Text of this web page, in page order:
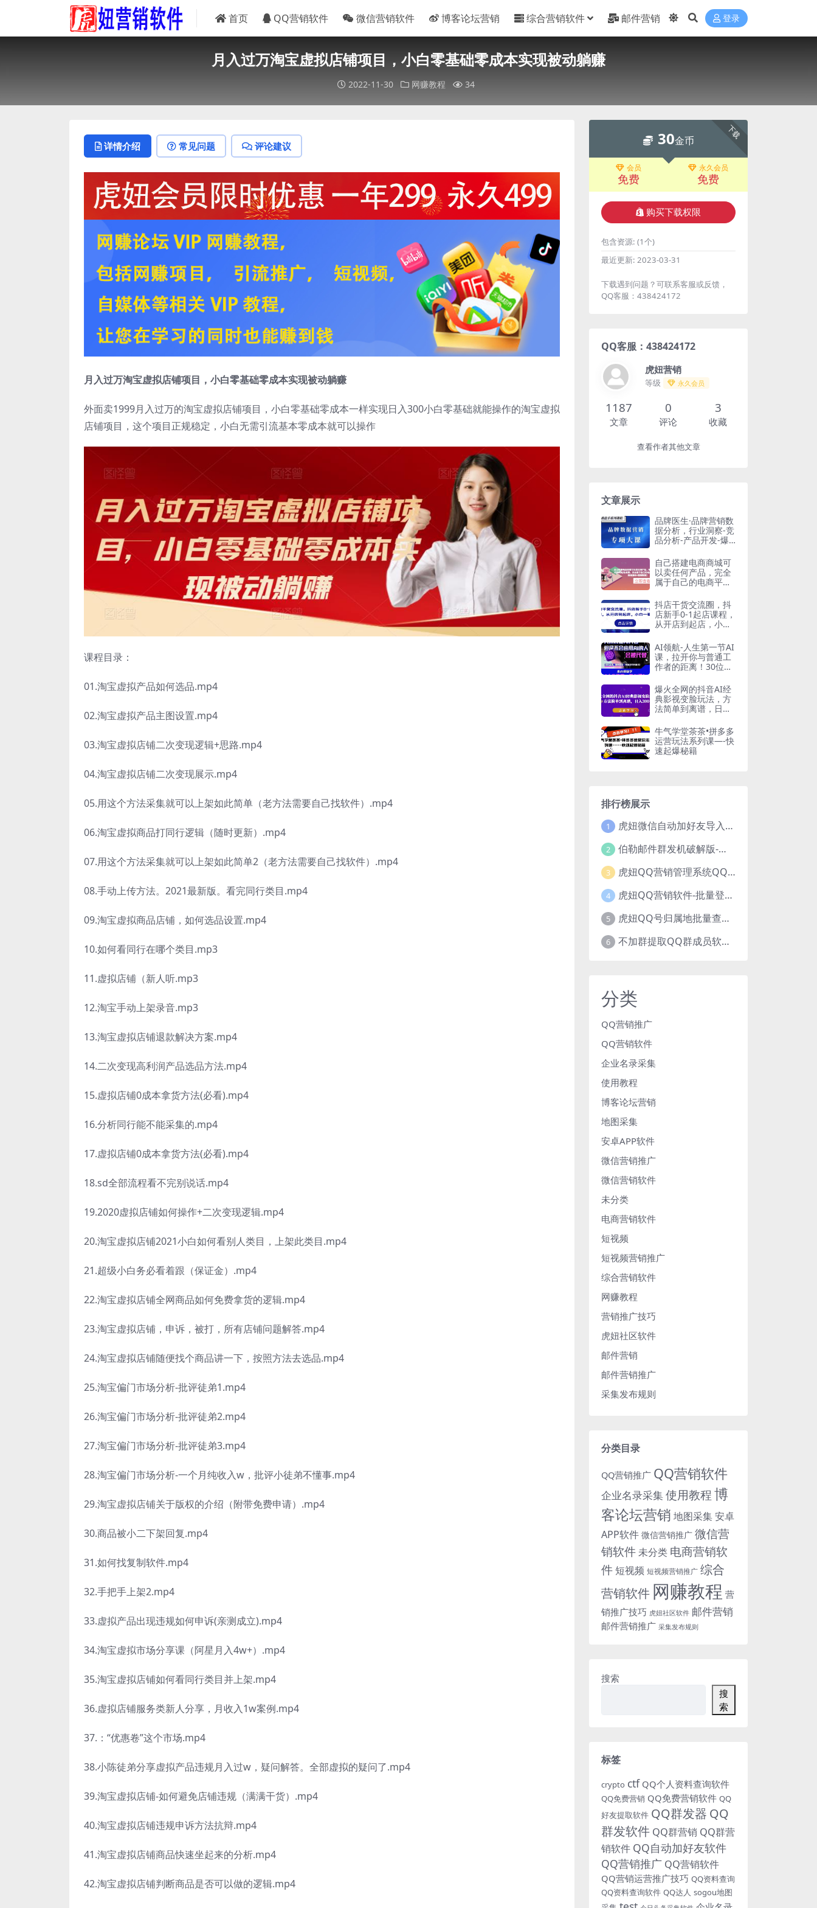
首页 QQ营销软件 微信营销软件 博客论坛营销 综合营销软件 邮件营销 登录
月入过万淘宝虚拟店铺项目，小白零基础零成本实现被动躺赚
2022-11-30 网赚教程 34
详情介绍 常见问题 评论建议
月入过万淘宝虚拟店铺项目，小白零基础零成本实现被动躺赚
外面卖1999月入过万的淘宝虚拟店铺项目，小白零基础零成本一样实现日入300小白零基础就能操作的淘宝虚拟
店铺项目，这个项目正规稳定，小白无需引流基本零成本就可以操作
课程目录：
01.淘宝虚拟产品如何选品.mp4
02.淘宝虚拟产品主图设置.mp4
03.淘宝虚拟店铺二次变现逻辑+思路.mp4
04.淘宝虚拟店铺二次变现展示.mp4
05.用这个方法采集就可以上架如此简单（老方法需要自己找软件）.mp4
06.淘宝虚拟商品打同行逻辑（随时更新）.mp4
07.用这个方法采集就可以上架如此简单2（老方法需要自己找软件）.mp4
08.手动上传方法。2021最新版。看完同行类目.mp4
09.淘宝虚拟商品店铺，如何选品设置.mp4
10.如何看同行在哪个类目.mp3
11.虚拟店铺（新人听.mp3
12.淘宝手动上架录音.mp3
13.淘宝虚拟店铺退款解决方案.mp4
14.二次变现高利润产品选品方法.mp4
15.虚拟店铺0成本拿货方法(必看).mp4
16.分析同行能不能采集的.mp4
17.虚拟店铺0成本拿货方法(必看).mp4
18.sd全部流程看不完别说话.mp4
19.2020虚拟店铺如何操作+二次变现逻辑.mp4
20.淘宝虚拟店铺2021小白如何看别人类目，上架此类目.mp4
21.超级小白务必看着跟（保证金）.mp4
22.淘宝虚拟店铺全网商品如何免费拿货的逻辑.mp4
23.淘宝虚拟店铺，申诉，被打，所有店铺问题解答.mp4
24.淘宝虚拟店铺随便找个商品讲一下，按照方法去选品.mp4
25.淘宝偏门市场分析-批评徒弟1.mp4
26.淘宝偏门市场分析-批评徒弟2.mp4
27.淘宝偏门市场分析-批评徒弟3.mp4
28.淘宝偏门市场分析-一个月纯收入w，批评小徒弟不懂事.mp4
29.淘宝虚拟店铺关于版权的介绍（附带免费申请）.mp4
30.商品被小二下架回复.mp4
31.如何找复制软件.mp4
32.手把手上架2.mp4
33.虚拟产品出现违规如何申诉(亲测成立).mp4
34.淘宝虚拟市场分享课（阿星月入4w+）.mp4
35.淘宝虚拟店铺如何看同行类目并上架.mp4
36.虚拟店铺服务类新人分享，月收入1w案例.mp4
37.：“优惠卷”这个市场.mp4
38.小陈徒弟分享虚拟产品违规月入过w，疑问解答。全部虚拟的疑问了.mp4
39.淘宝虚拟店铺-如何避免店铺违规（满满干货）.mp4
40.淘宝虚拟店铺违规申诉方法抗辩.mp4
41.淘宝虚拟店铺商品快速坐起来的分析.mp4
42.淘宝虚拟店铺判断商品是否可以做的逻辑.mp4
下载
30金币
会员
免费
永久会员
免费
购买下载权限
包含资源: (1个)
最近更新: 2023-03-31
下载遇到问题？可联系客服或反馈，
QQ客服：438424172
QQ客服：438424172
虎妞营销
等级 永久会员
1187
文章
0
评论
3
收藏
查看作者其他文章
文章展示
品牌医生·品牌营销数
据分析，行业洞察-竞
品分析-产品开发-爆
自己搭建电商商城可
以卖任何产品，完全
属于自己的电商平台
频教程】
抖店干货交流圈，抖
店新手0-1起店课程，
从开店到起店，小白
AI领航-人生第一节AI
课，拉开你与普通工
作者的距离！30位AI
小时Al心得
爆火全网的抖音AI经
典影视变脸玩法，方
法简单到离谱，日入
牛气学堂茶茶•拼多多
运营玩法系列课—-快
速起爆秘籍
排行榜展示
1 虎妞微信自动加好友导入手机号码批量精准添加客户售营销软件微商工具
2 伯勒邮件群发机破解版-邮件群发，QQ邮件群发，邮件群发软件，伯乐邮件群发工具，邮件群发器
3 虎妞QQ营销管理系统QQ好友群发营销软件
4 虎妞QQ营销软件-批量登录QQ挂机-添加好友-自动加群-群发消息-临时会话
5 虎妞QQ号归属地批量查询指定QQ绑定的手机号软件
6 不加群提取QQ群成员软件QQ群成员提取qq号邮箱软件
分类
QQ营销推广
QQ营销软件
企业名录采集
使用教程
博客论坛营销
地图采集
安卓APP软件
微信营销推广
微信营销软件
未分类
电商营销软件
短视频
短视频营销推广
综合营销软件
网赚教程
营销推广技巧
虎妞社区软件
邮件营销
邮件营销推广
采集发布规则
分类目录
QQ营销推广 QQ营销软件
企业名录采集使用教程博
客论坛营销 地图采集安卓
APP软件 微信营销推广 微信营
销软件未分类 电商营销软
件短视频 短视频营销推广 综合
营销软件 网赚教程 营
销推广技巧 虎妞社区软件 邮件营销
邮件营销推广 采集发布规则
搜索
搜
索
标签
crypto ctf QQ个人资料查询软件
QQ免费营销 QQ免费营销软件 QQ
好友提取软件 QQ群发器 QQ
群发软件 QQ群营销 QQ群营
销软件 QQ自动加好友软件
QQ营销推广 QQ营销软件
QQ营销运营推广技巧 QQ资料查询
QQ资料查询软件 QQ达人 sogou地图